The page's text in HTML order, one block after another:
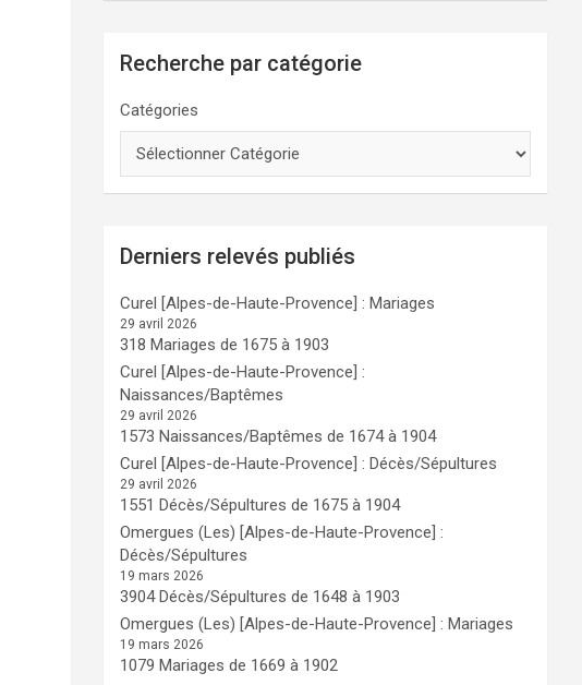
Recherche par catégorie
Catégories
Derniers relevés publiés
Curel [Alpes-de-Haute-Provence] : Mariages
29 avril 2026
318 Mariages de 1675 à 1903
Curel [Alpes-de-Haute-Provence] :
Naissances/Baptêmes
29 avril 2026
1573 Naissances/Baptêmes de 1674 à 1904
Curel [Alpes-de-Haute-Provence] : Décès/Sépultures
29 avril 2026
1551 Décès/Sépultures de 1675 à 1904
Omergues (Les) [Alpes-de-Haute-Provence] :
Décès/Sépultures
19 mars 2026
3904 Décès/Sépultures de 1648 à 1903
Omergues (Les) [Alpes-de-Haute-Provence] : Mariages
19 mars 2026
1079 Mariages de 1669 à 1902